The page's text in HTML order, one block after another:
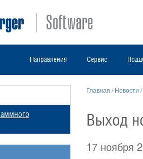
Направления Сервис
Главная /Новости /
Выход
17 ноября